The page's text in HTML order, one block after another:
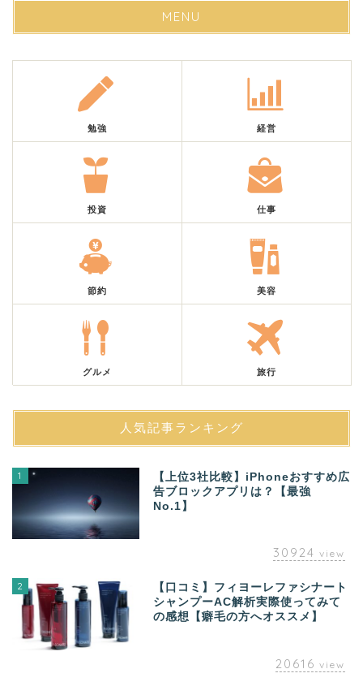
MENU
勉強 経営
投資 仕事
節約 美容
グルメ 旅行
人気記事ランキング
1
【上位3社比較】iPhoneおすすめ広
告ブロックアプリは？【最強
No.1】
30924 view
2
【口コミ】フィヨーレファシナート
シャンプーAC解析実際使ってみて
の感想【癖毛の方へオススメ】
20616 view